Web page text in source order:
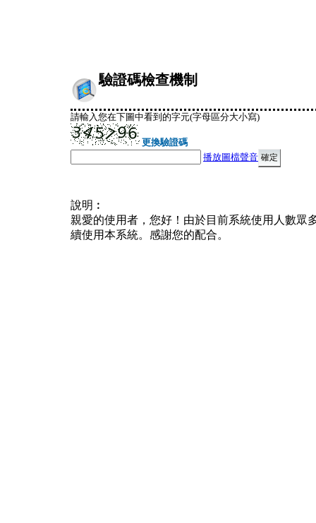
驗證碼檢查機制
請輸入您在下圖中看到的字元(字母區分大小寫)
更換驗證碼
播放圖檔聲音
說明︰
親愛的使用者，您好！由於目前系統使用人數眾
續使用本系統。感謝您的配合。